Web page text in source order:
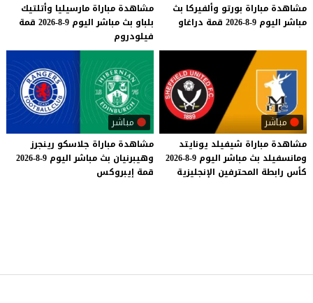
مشاهدة مباراة بورتو وألفيركا بث
مباشر اليوم 9-8-2026 قمة دراغاو
مشاهدة مباراة مارسيليا وأتلتيك
بلباو بث مباشر اليوم 9-8-2026
قمة
فيلودروم
مباشر
مشاهدة مباراة شيفيلد يونايتد
ومانسفيلد بث مباشر اليوم 9-8-2026
كأس رابطة المحترفين الإنجليزية
مباشر
مشاهدة مباراة جلاسكو رينجرز
وهيبرنيان بث مباشر اليوم 9-8-2026
قمة إيبروكس